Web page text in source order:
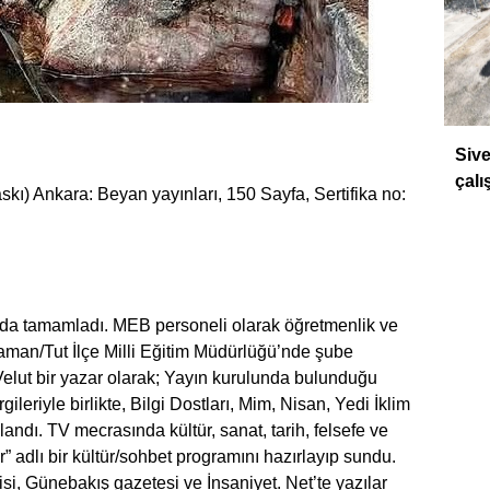
Ankara: Beyan yayınları, 150 Sayfa, Sertifika no:
tamamladı. MEB personeli olarak öğretmenlik ve
Tut İlçe Milli Eğitim Müdürlüğü’nde şube
bir yazar olarak; Yayın kurulunda bulunduğu
birlikte, Bilgi Dostları, Mim, Nisan, Yedi İklim
TV mecrasında kültür, sanat, tarih, felsefe ve
bir kültür/sohbet programını hazırlayıp sundu.
Günebakış gazetesi ve İnsaniyet. Net’te yazılar